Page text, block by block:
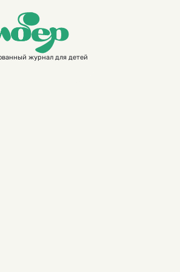
журнал для детей